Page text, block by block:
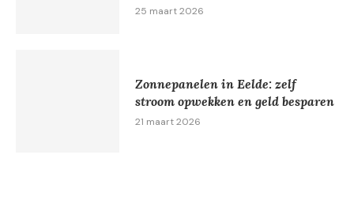
25 maart 2026
Zonnepanelen in Eelde: zelf
stroom opwekken en geld besparen
21 maart 2026